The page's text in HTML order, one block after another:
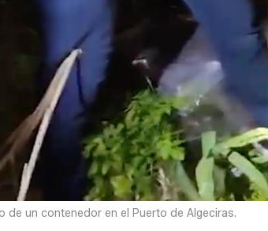
de un contenedor en el Puerto de Algeciras.